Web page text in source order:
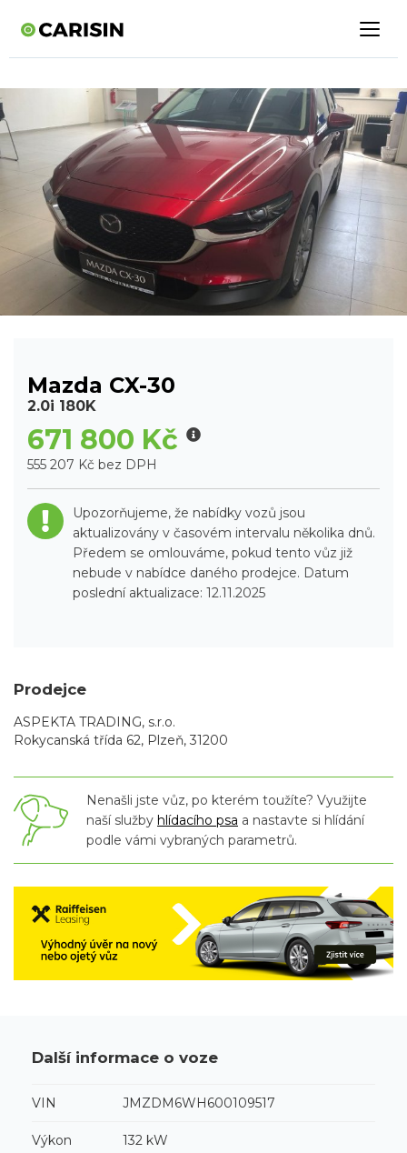
Mazda CX-30
2.0i 180K
671 800 Kč
555 207 Kč bez DPH
Upozorňujeme, že nabídky vozů jsou
aktualizovány v časovém intervalu několika dnů.
Předem se omlouváme, pokud tento vůz již
nebude v nabídce daného prodejce. Datum
poslední aktualizace: 12.11.2025
Prodejce
ASPEKTA TRADING, s.r.o.
Rokycanská třída 62, Plzeň, 31200
Nenašli jste vůz, po kterém toužíte? Využijte
naší služby hlídacího psa a nastavte si hlídání
podle vámi vybraných parametrů.
Další informace o voze
VIN JMZDM6WH600109517
Výkon 132 kW